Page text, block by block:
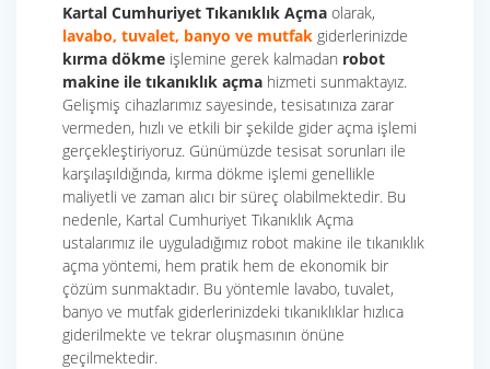
Kartal Cumhuriyet Tıkanıklık Açma olarak,
lavabo, tuvalet, banyo ve mutfak giderlerinizde
kırma dökme işlemine gerek kalmadan robot
makine ile tıkanıklık açma hizmeti sunmaktayız.
Gelişmiş cihazlarımız sayesinde, tesisatınıza zarar
vermeden, hızlı ve etkili bir şekilde gider açma işlemi
gerçekleştiriyoruz. Günümüzde tesisat sorunları ile
karşılaşıldığında, kırma dökme işlemi genellikle
maliyetli ve zaman alıcı bir süreç olabilmektedir. Bu
nedenle, Kartal Cumhuriyet Tıkanıklık Açma
ustalarımız ile uyguladığımız robot makine ile tıkanıklık
açma yöntemi, hem pratik hem de ekonomik bir
çözüm sunmaktadır. Bu yöntemle lavabo, tuvalet,
banyo ve mutfak giderlerinizdeki tıkanıklıklar hızlıca
giderilmekte ve tekrar oluşmasının önüne
geçilmektedir.